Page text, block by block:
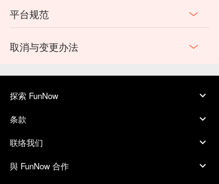
平台规范
取消与变更办法
探索 FunNow
条款
联络我们
與 FunNow 合作